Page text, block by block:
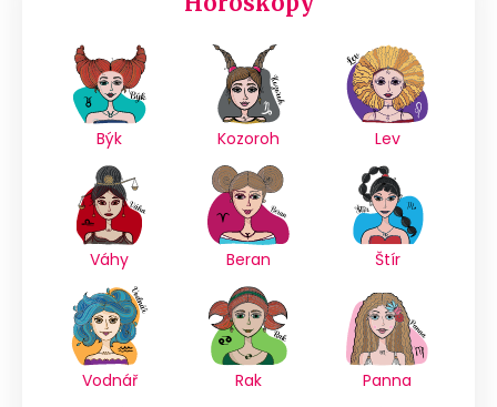
Býk Kozoroh Lev
Váhy Beran Štír
Vodnář Rak Panna